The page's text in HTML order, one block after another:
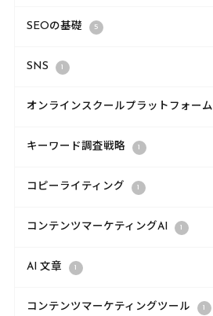
SEOの基礎 5
SNS 1
オンラインスクールプラットフォーム
キーワード調査戦略 1
コピーライティング 1
コンテンツマーケティングAI 1
AI 文章 1
コンテンツマーケティングツール 1